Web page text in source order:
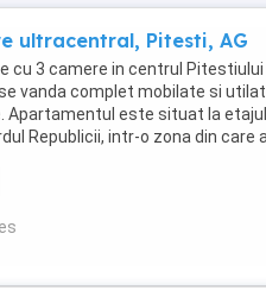
ultracentral, Pitesti, AG
cu 3 camere in centrul
vanda complet mobilate si
Apartamentul este situat la etajul
Republicii, intr-o zona din care